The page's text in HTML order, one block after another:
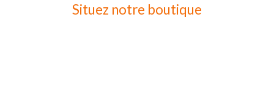
Situez notre boutique